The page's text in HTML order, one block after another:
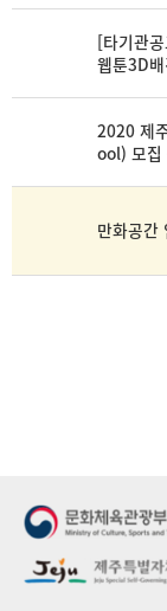
[타기관
웹툰3D
2020 제
ool) 모집
만화공간